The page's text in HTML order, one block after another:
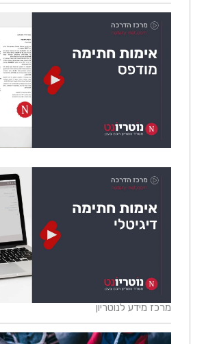
מרכז מידע לנוטריון